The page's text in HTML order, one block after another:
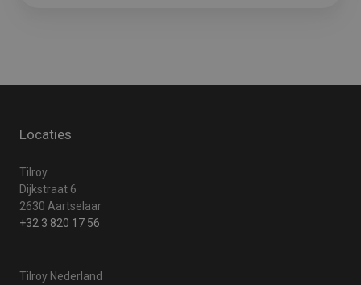
Locaties
Tilroy
Dijkstraat 6
2630 Aartselaar
+32 3 820 17 56
Tilroy Nederland